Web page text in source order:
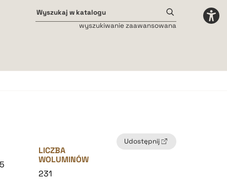
wyszukiwanie zaawansowana
Udostępnij
LICZBA
WOLUMINÓW
231